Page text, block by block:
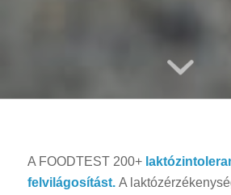
A FOODTEST 200+
felvilágosítást. A